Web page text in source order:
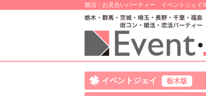
婚活・お見合いパーティー イベントジェイ
イベントジェイ 栃木版